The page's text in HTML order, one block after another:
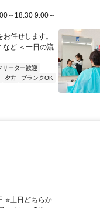
～18:30 9:00～
任せします。
など ＜一日の流
リーター歓迎
夕方
ブランクOK
土日どちらか